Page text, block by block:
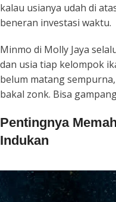
kalau usianya udah di
beneran investasi waktu.
Minmo di Molly Jaya
dan usia tiap kelompok
belum matang
bakal zonk. Bisa
Pentingnya
Indukan